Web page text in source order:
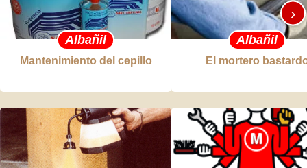
Albañil
Mantenimiento del cepillo
Albañil
El mortero
›